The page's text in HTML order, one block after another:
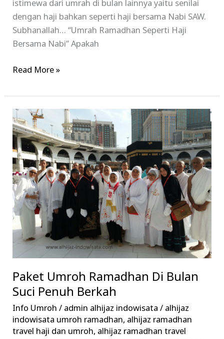
istimewa dari umrah di bulan lainnya yaitu senilai
dengan haji bahkan seperti haji bersama Nabi SAW.
Subhanallah… “Umrah Ramadhan Seperti Haji
Bersama Nabi” Apakah
Read More »
Paket Umroh Ramadhan Di Bulan
Suci Penuh Berkah
Info Umroh / admin alhijaz indowisata/ alhijaz
indowisata umroh ramadhan, alhijaz ramadhan
travel haji dan umroh, alhijaz ramadhan travel
Paket
Umroh
Ramadhan
Di
Bulan
Suci
Penuh
Berkah